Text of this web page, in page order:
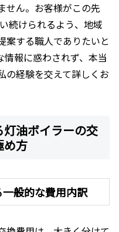
せん。お客様がこの先
続けられるよう、地域
案する職人でありたいと
報に惑わされず、本当
の経験を交えて詳しくお
油ボイラーの交
め方
般的な費用内訳